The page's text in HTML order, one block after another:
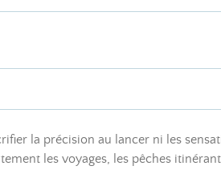
la précision au lancer ni les
les voyages, les pêches